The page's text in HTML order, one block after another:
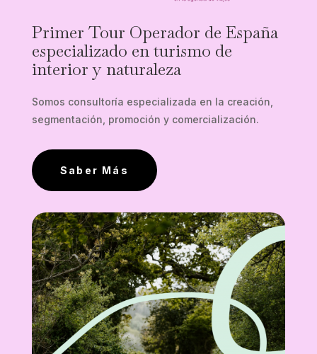
Primer Tour Operador de España
especializado en turismo de
interior y naturaleza
Somos consultoría especializada en la creación,
segmentación, promoción y comercialización.
Saber Más